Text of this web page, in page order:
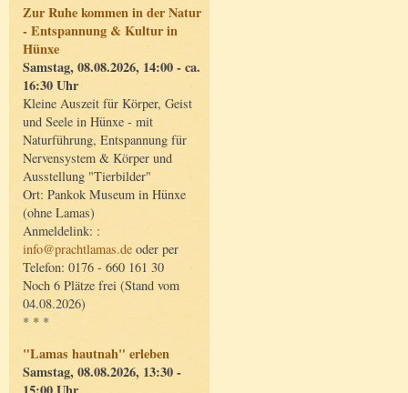
Zur Ruhe kommen in der Natur
- Entspannung & Kultur in
Hünxe
Samstag, 08.08.2026, 14:00 - ca.
16:30 Uhr
Kleine Auszeit für Körper, Geist
und Seele in Hünxe - mit
Naturführung, Entspannung für
Nervensystem & Körper und
Ausstellung "Tierbilder"
Ort: Pankok Museum in Hünxe
(ohne Lamas)
Anmeldelink: :
info@prachtlamas.de oder per
Telefon: 0176 - 660 161 30
Noch 6 Plätze frei (Stand vom
04.08.2026)
* * *
"Lamas hautnah" erleben
Samstag, 08.08.2026, 13:30 -